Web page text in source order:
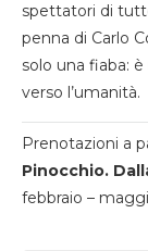
spettatori di
penna di Carlo
solo una fiaba:
verso l’umanità.
Prenotazioni a
Pinocchio.
febbraio –